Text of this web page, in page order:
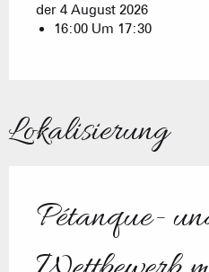
der 4 August 2026
16:00 Um 17:30
Lokalisierung
Pétanque-